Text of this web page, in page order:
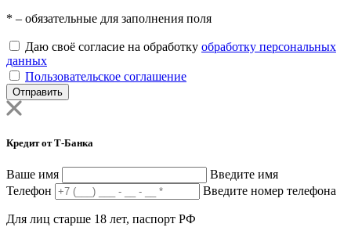
* – обязательные для заполнения поля
Даю своё согласие на обработку обработку персональных
данных
Пользовательское соглашение
Отправить
Кредит от Т-Банка
Ваше имя
Введите имя
Телефон
Введите номер телефона
Для лиц старше 18 лет, паспорт РФ